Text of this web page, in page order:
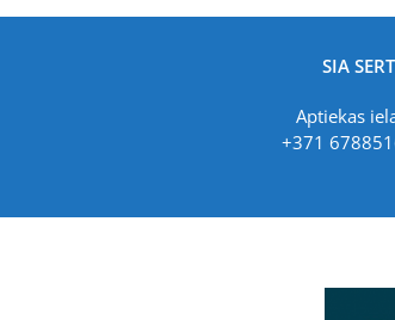
SIA
Aptiekas
+371